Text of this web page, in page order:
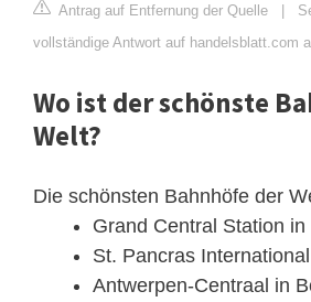
Antrag auf Entfernung der Quelle |
vollständige Antwort auf handelsblatt.com
Wo ist der schönste
Welt?
Die schönsten Bahnhöfe der
Grand Central Station in
St. Pancras
Antwerpen-Centraal in